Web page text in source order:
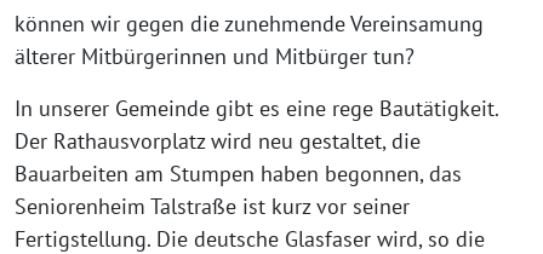
können wir gegen die zunehmende Vereinsamung
älterer Mitbürgerinnen und Mitbürger tun?
In unserer Gemeinde gibt es eine rege Bautätigkeit.
Der Rathausvorplatz wird neu gestaltet, die
Bauarbeiten am Stumpen haben begonnen, das
Seniorenheim Talstraße ist kurz vor seiner
Fertigstellung. Die deutsche Glasfaser wird, so die